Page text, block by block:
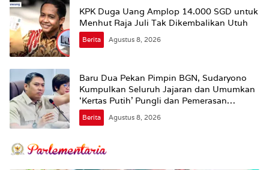
KPK Duga Uang Amplop 14.000 SGD untuk
Menhut Raja Juli Tak Dikembalikan Utuh
Berita Agustus 8, 2026
Baru Dua Pekan Pimpin BGN, Sudaryono
Kumpulkan Seluruh Jajaran dan Umumkan
‘Kertas Putih’ Pungli dan Pemerasan
Supplier harus Berhenti Sekarang
Berita Agustus 8, 2026